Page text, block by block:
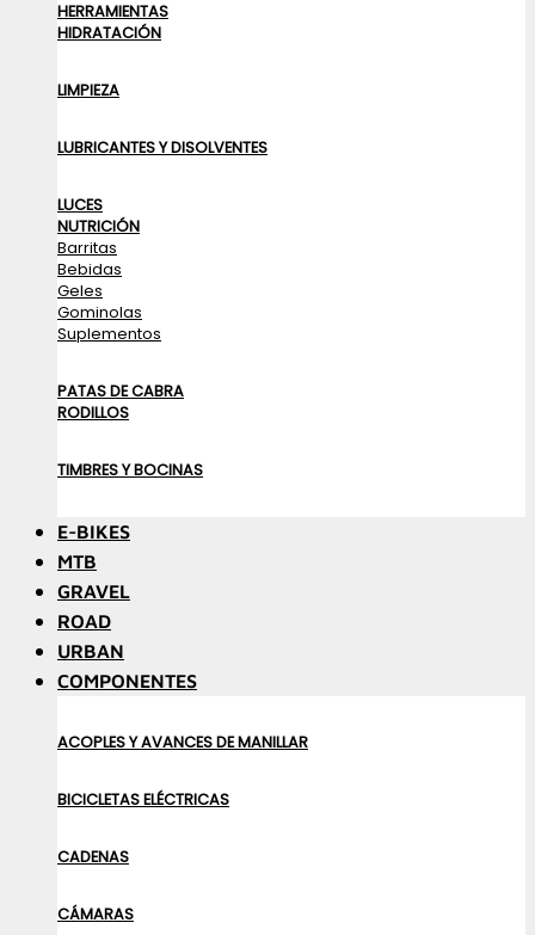
HERRAMIENTAS
HIDRATACIÓN
LIMPIEZA
LUBRICANTES Y DISOLVENTES
LUCES
NUTRICIÓN
Barritas
Bebidas
Geles
Gominolas
Suplementos
PATAS DE CABRA
RODILLOS
TIMBRES Y BOCINAS
E-BIKES
MTB
GRAVEL
ROAD
URBAN
COMPONENTES
ACOPLES Y AVANCES DE MANILLAR
BICICLETAS ELÉCTRICAS
CADENAS
CÁMARAS